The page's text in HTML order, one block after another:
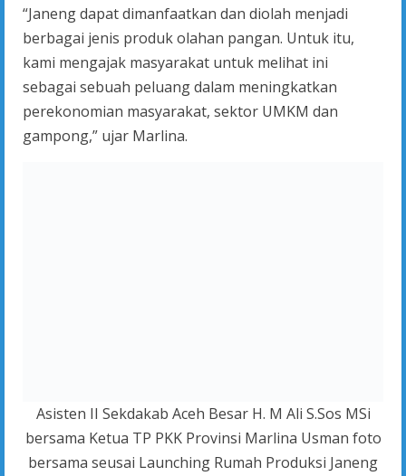
“Janeng dapat dimanfaatkan dan diolah menjadi
berbagai jenis produk olahan pangan. Untuk itu,
kami mengajak masyarakat untuk melihat ini
sebagai sebuah peluang dalam meningkatkan
perekonomian masyarakat, sektor UMKM dan
gampong,” ujar Marlina.
Asisten II Sekdakab Aceh Besar H. M Ali S.Sos MSi
bersama Ketua TP PKK Provinsi Marlina Usman foto
bersama seusai Launching Rumah Produksi Janeng